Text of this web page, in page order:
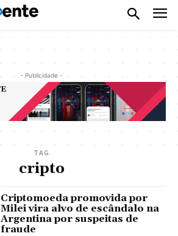
- Publicidade -
TAG
cripto
Criptomoeda promovida por
Milei vira alvo de escândalo na
Argentina por suspeitas de
fraude